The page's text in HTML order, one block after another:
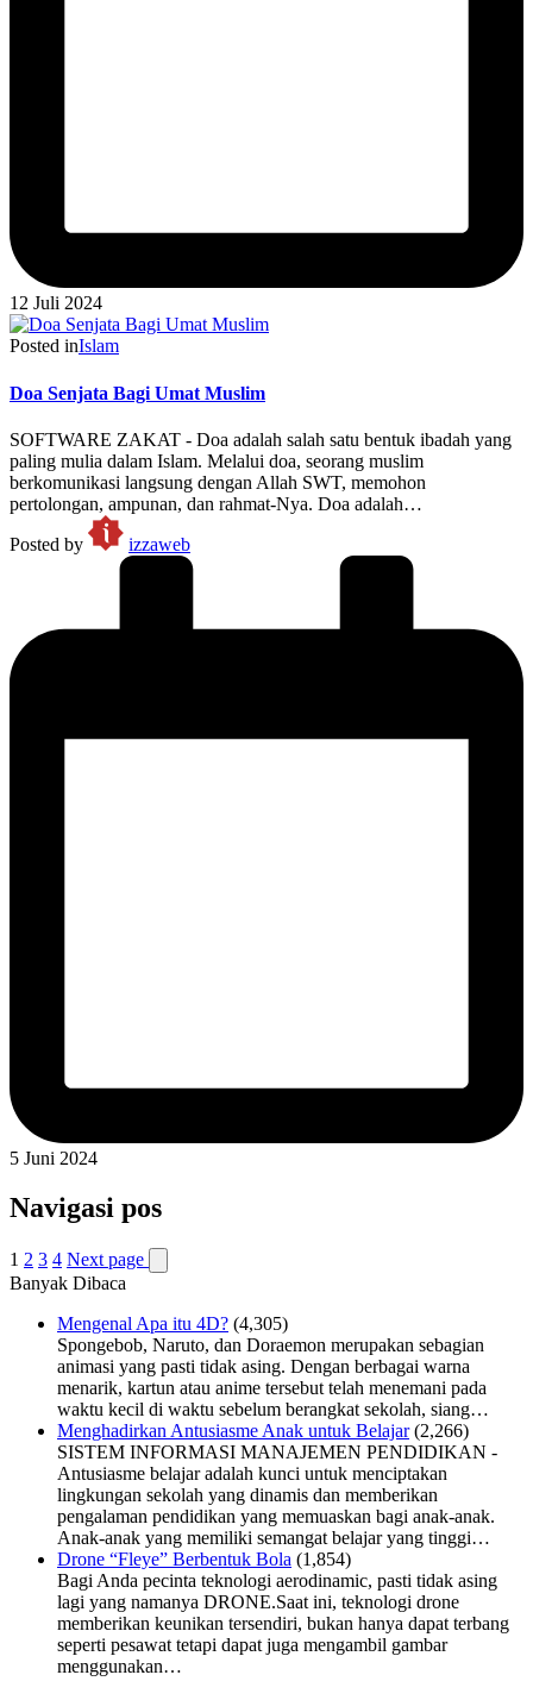
12 Juli 2024
Posted inIslam
Doa Senjata Bagi Umat Muslim
SOFTWARE ZAKAT - Doa adalah salah satu bentuk ibadah yang
paling mulia dalam Islam. Melalui doa, seorang muslim
berkomunikasi langsung dengan Allah SWT, memohon
pertolongan, ampunan, dan rahmat-Nya. Doa adalah…
Posted by
izzaweb
5 Juni 2024
Navigasi pos
1 2 3 4 Next page
Banyak Dibaca
Mengenal Apa itu 4D? (4,305)
Spongebob, Naruto, dan Doraemon merupakan sebagian
animasi yang pasti tidak asing. Dengan berbagai warna
menarik, kartun atau anime tersebut telah menemani pada
waktu kecil di waktu sebelum berangkat sekolah, siang…
Menghadirkan Antusiasme Anak untuk Belajar (2,266)
SISTEM INFORMASI MANAJEMEN PENDIDIKAN -
Antusiasme belajar adalah kunci untuk menciptakan
lingkungan sekolah yang dinamis dan memberikan
pengalaman pendidikan yang memuaskan bagi anak-anak.
Anak-anak yang memiliki semangat belajar yang tinggi…
Drone “Fleye” Berbentuk Bola (1,854)
Bagi Anda pecinta teknologi aerodinamic, pasti tidak asing
lagi yang namanya DRONE.Saat ini, teknologi drone
memberikan keunikan tersendiri, bukan hanya dapat terbang
seperti pesawat tetapi dapat juga mengambil gambar
menggunakan…